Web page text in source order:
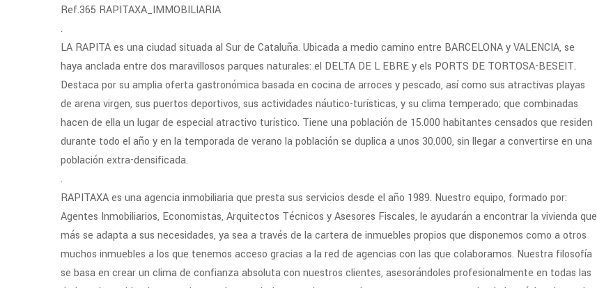
Ref.365 RAPITAXA_IMMOBILIARIA
.
LA RAPITA es una ciudad situada al Sur de Cataluña. Ubicada a medio camino entre BARCELONA y VALENCIA, se
haya anclada entre dos maravillosos parques naturales: el DELTA DE L EBRE y els PORTS DE TORTOSA-BESEIT.
Destaca por su amplia oferta gastronómica basada en cocina de arroces y pescado, así como sus atractivas playas
de arena virgen, sus puertos deportivos, sus actividades náutico-turísticas, y su clima temperado; que combinadas
hacen de ella un lugar de especial atractivo turístico. Tiene una población de 15.000 habitantes censados que residen
durante todo el año y en la temporada de verano la población se duplica a unos 30.000, sin llegar a convertirse en una
población extra-densificada.
.
RAPITAXA es una agencia inmobiliaria que presta sus servicios desde el año 1989. Nuestro equipo, formado por:
Agentes Inmobiliarios, Economistas, Arquitectos Técnicos y Asesores Fiscales, le ayudarán a encontrar la vivienda que
más se adapta a sus necesidades, ya sea a través de la cartera de inmuebles propios que disponemos como a otros
muchos inmuebles a los que tenemos acceso gracias a la red de agencias con las que colaboramos. Nuestra filosofía
se basa en crear un clima de confianza absoluta con nuestros clientes, asesorándoles profesionalmente en todas las